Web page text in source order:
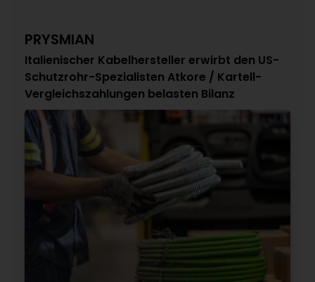
PRYSMIAN
Italienischer Kabelhersteller erwirbt den US-
Schutzrohr-Spezialisten Atkore / Kartell-
Vergleichszahlungen belasten Bilanz